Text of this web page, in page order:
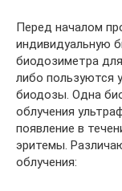
Перед началом
индивидуальную
биодозиметра
либо пользуются
биодозы. Одна
облучения
появление в
эритемы.
облучения: